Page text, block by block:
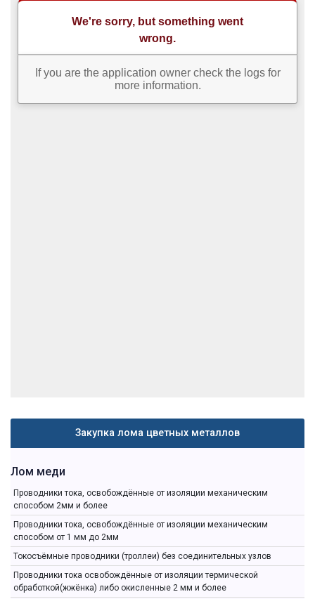
Закупка лома цветных металлов
Лом меди
Проводники тока, освобождённые от изоляции механическим
способом 2мм и более
Проводники тока, освобождённые от изоляции механическим
способом от 1 мм до 2мм
Токосъёмные проводники (троллеи) без соединительных узлов
Проводники тока освобождённые от изоляции термической
обработкой(жжёнка) либо окисленные 2 мм и более